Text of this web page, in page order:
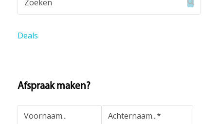
Deals
Afspraak maken?